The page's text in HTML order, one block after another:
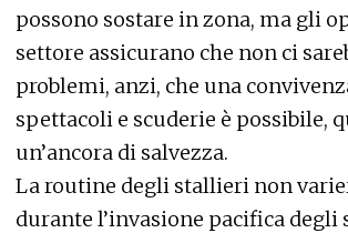
possono sostare in zona, ma gli
settore assicurano che non ci
problemi, anzi, che una
spettacoli e scuderie è possibile,
un’ancora di salvezza.
La routine degli stallieri non
durante l’invasione pacifica